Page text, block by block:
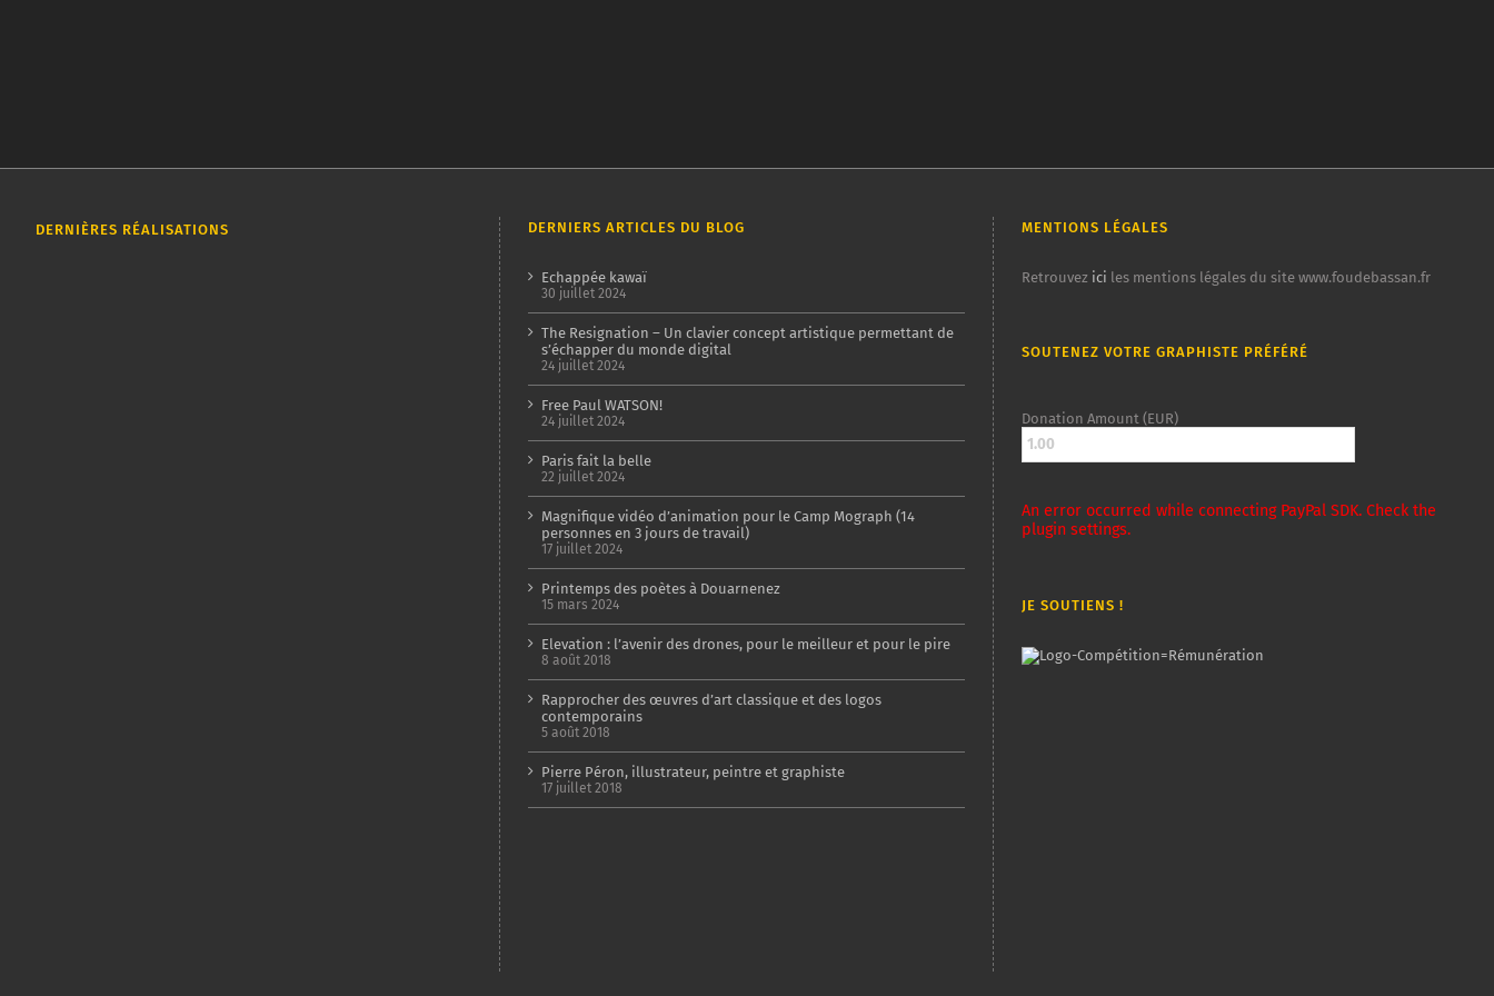
DERNIÈRES RÉALISATIONS DERNIERS ARTICLES DU BLOG
Echappée kawaï
30 juillet 2024
The Resignation – Un clavier concept artistique permettant de
s’échapper du monde digital
24 juillet 2024
Free Paul WATSON!
24 juillet 2024
Paris fait la belle
22 juillet 2024
Magnifique vidéo d’animation pour le Camp Mograph (14
personnes en 3 jours de travail)
17 juillet 2024
Printemps des poètes à Douarnenez
15 mars 2024
Elevation : l’avenir des drones, pour le meilleur et pour le pire
8 août 2018
Rapprocher des œuvres d’art classique et des logos
contemporains
5 août 2018
Pierre Péron, illustrateur, peintre et graphiste
17 juillet 2018
MENTIONS LÉGALES
Retrouvez ici les mentions légales du site www.foudebassan.fr
SOUTENEZ VOTRE GRAPHISTE PRÉFÉRÉ
Donation Amount (EUR)
An error occurred while connecting PayPal SDK. Check the
plugin settings.
JE SOUTIENS !